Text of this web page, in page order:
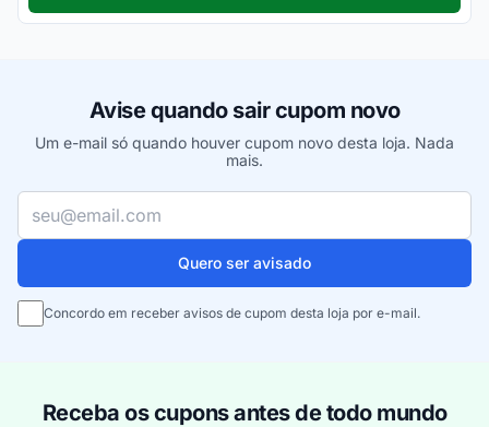
Avise quando sair cupom novo
Um e-mail só quando houver cupom novo desta loja. Nada
mais.
Seu e-mail
Quero ser avisado
Concordo em receber avisos de cupom desta loja por e-mail.
Receba os cupons antes de todo mundo